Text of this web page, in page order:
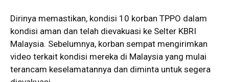
Dirinya memastikan, kondisi 10 korban TPPO dalam
kondisi aman dan telah dievakuasi ke Selter KBRI
Malaysia. Sebelumnya, korban sempat mengirimkan
video terkait kondisi mereka di Malaysia yang mulai
terancam keselamatannya dan diminta untuk segera